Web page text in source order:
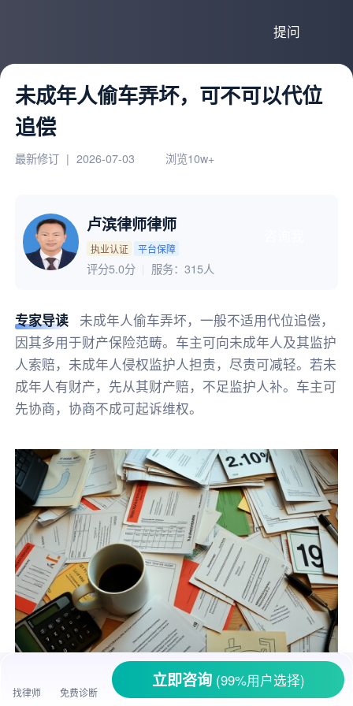
提问
未成年人偷车弄坏，可不可以代位
追偿
最新修订 | 2026-07-03 浏览10w+
卢滨律师律师
执业认证 平台保障
评分5.0分 服务： 315人
专家导读
未成年人偷车弄坏，一般不适用代位追偿，
因其多用于财产保险范畴。车主可向未成年人及其监护
人索赔，未成年人侵权监护人担责，尽责可减轻。若未
成年人有财产，先从其财产赔，不足监护人补。车主可
先协商，协商不成可起诉维权。
一、未成年人偷车弄坏，可不可以代位追偿
找律师 免费诊断
立即咨询 (99%用户选择)